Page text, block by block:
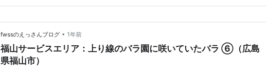
fwssのえっさんブログ • 1年前
福山サービスエリア：上り線のバラ園に咲いていたバラ ⑥（広島
県福山市）